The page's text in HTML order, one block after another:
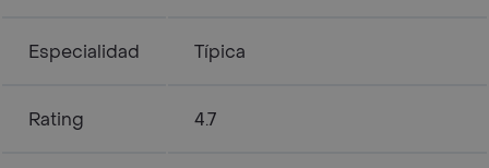
Especialidad Típica
Rating 4.7